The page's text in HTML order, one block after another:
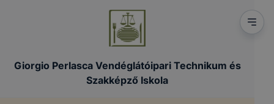
Giorgio Perlasca Vendéglátóipari Technikum és
Szakképző Iskola